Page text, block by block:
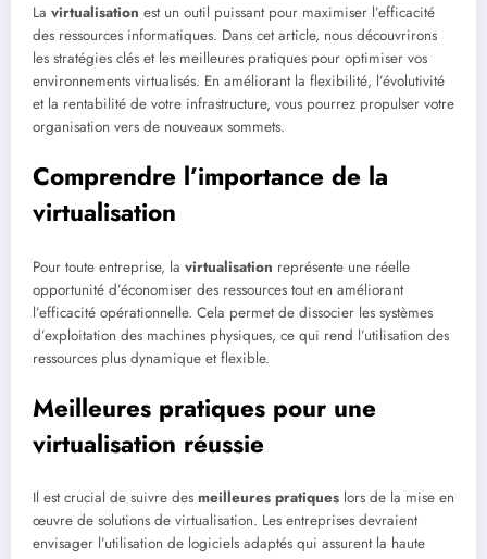
La virtualisation est un outil puissant pour maximiser l’efficacité
des ressources informatiques. Dans cet article, nous découvrirons
les stratégies clés et les meilleures pratiques pour optimiser vos
environnements virtualisés. En améliorant la flexibilité, l’évolutivité
et la rentabilité de votre infrastructure, vous pourrez propulser votre
organisation vers de nouveaux sommets.
Comprendre l’importance de la
virtualisation
Pour toute entreprise, la virtualisation représente une réelle
opportunité d’économiser des ressources tout en améliorant
l’efficacité opérationnelle. Cela permet de dissocier les systèmes
d’exploitation des machines physiques, ce qui rend l’utilisation des
ressources plus dynamique et flexible.
Meilleures pratiques pour une
virtualisation réussie
Il est crucial de suivre des meilleures pratiques lors de la mise en
œuvre de solutions de virtualisation. Les entreprises devraient
envisager l’utilisation de logiciels adaptés qui assurent la haute